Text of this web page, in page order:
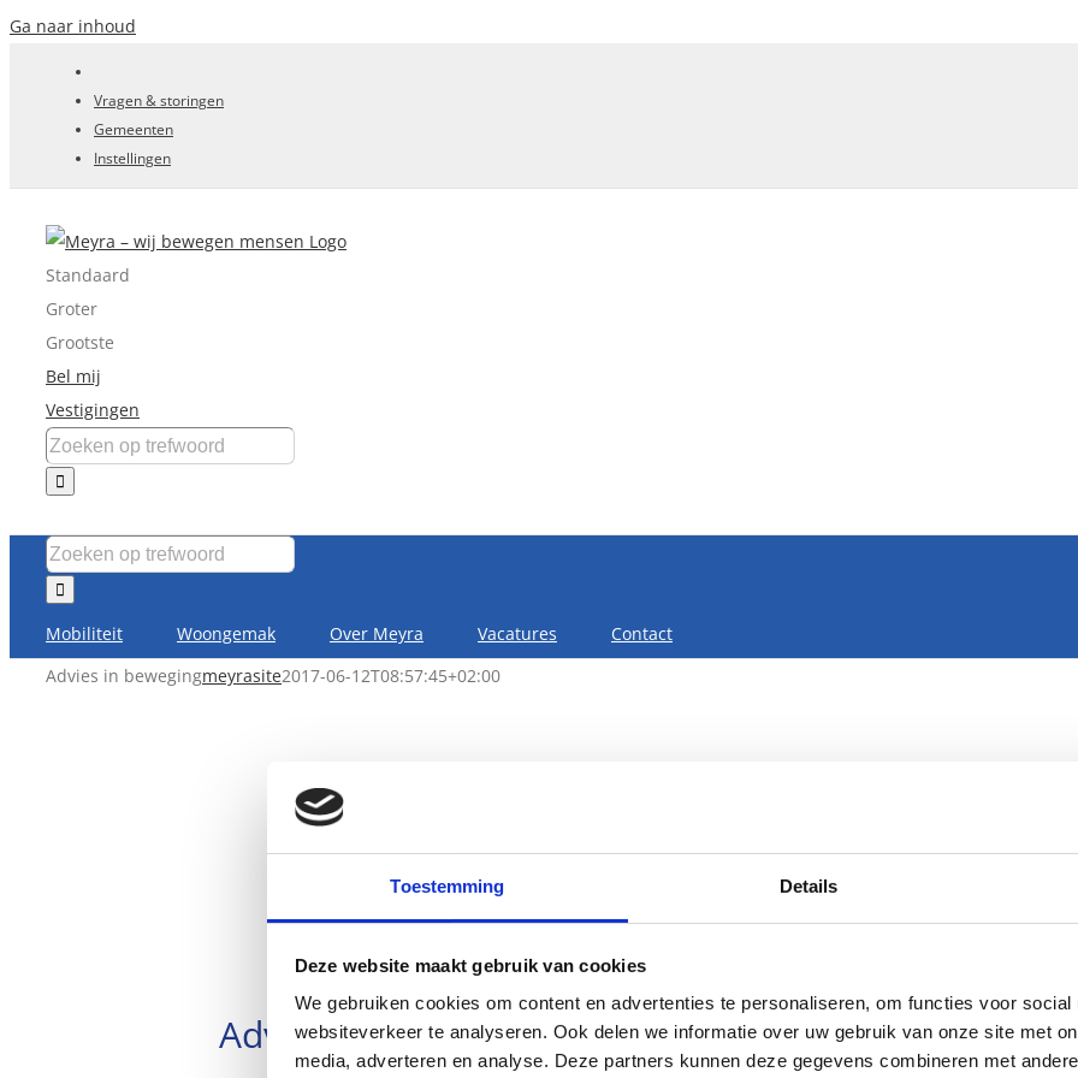
Toestemming Details
Deze website maakt gebruik van cookies
We gebruiken cookies om content en advertenties te personaliseren, om functies voor social
websiteverkeer te analyseren. Ook delen we informatie over uw gebruik van onze site met
media, adverteren en analyse. Deze partners kunnen deze gegevens combineren met
Ga naar inhoud
Vragen & storingen
Gemeenten
Instellingen
Standaard
Groter
Grootste
Bel mij
Vestigingen
Mobiliteit Woongemak Over Meyra Vacatures
Contact
Advies in bewegingmeyrasite2017-06-12T08:57:45+02:00
Advies in beweging